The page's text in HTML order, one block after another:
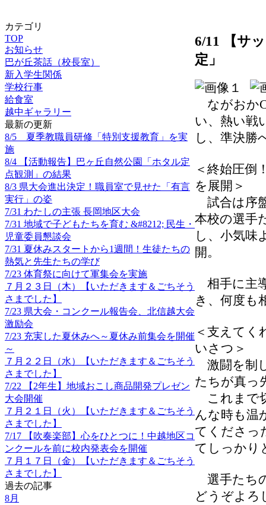
カテゴリ
TOP
お知らせ
巴が丘茶話（校長室）
新入学生関係
学校行事
給食室
越中ギャラリー
最新の更新
8/5 夏季教職員研修「特別支援教育」を実
施
8/4 【活動報告】巴ヶ丘自然公園「ホタル定
点観測」の結果
8/3 県大会進出決定！職員室で見せた「有言
実行」の姿
7/31 わたしの主張 長岡地区大会
7/31 地域で子どもたちを育む &#8212; 民生・
児童委員懇談会
7/31 夏休みスタートから1週間！生徒たちの
熱気と先生たちの学び
7/23 体育祭に向けて軍集会を実施
７月２３日（木）【いただきます＆ごちそう
さまでした】
7/23 県大会・コンクール報告会、北信越大会
激励会
7/23 充実した夏休みへ～夏休み前集会を開催
～
７月２２日（水）【いただきます＆ごちそう
さまでした】
7/22 【2年生】地域おこし商品開発プレゼン
大会開催
７月２１日（火）【いただきます＆ごちそう
さまでした】
7/17 【吹奏楽部】心をひとつに！中越地区コ
ンクールを前に校内発表会を開催
７月１７日（金）【いただきます＆ごちそう
さまでした】
過去の記事
8月
6/11 【サ
定」
ながおか
い、熱い戦
し、準決勝
＜終始圧倒
を展開＞
試合は序
本校の選手
し、小気味
開。
相手に主
き、何度も
＜支えてく
いさつ＞
激闘を制
たちが真っ
これまで
んな時も温
てくださっ
てしっかり
選手たち
どうぞよろ